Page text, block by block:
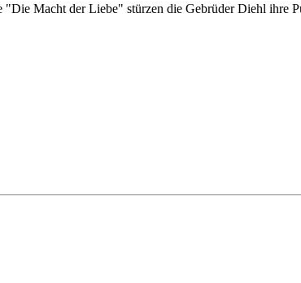
Macht der Liebe" stürzen die Gebrüder Diehl ihre